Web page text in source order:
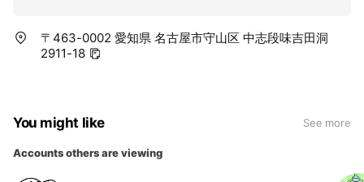
〒463-0002 愛知県 名古屋市守山区 中志段味吉田洞
2911-18
You might like See more
Accounts others are viewing